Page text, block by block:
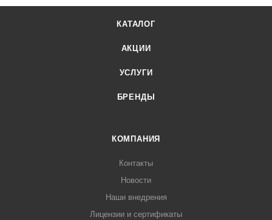
КАТАЛОГ
АКЦИИ
УСЛУГИ
БРЕНДЫ
КОМПАНИЯ
Контакты
Новости
Наши внедрения
Лицензии и сертификаты